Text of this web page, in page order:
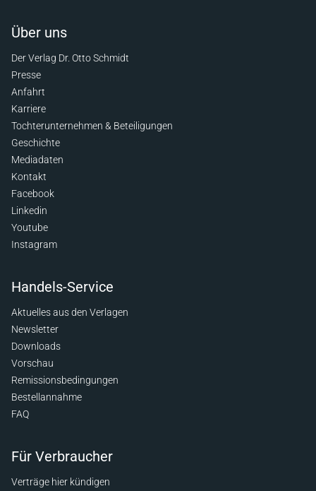
Über uns
Der Verlag Dr. Otto Schmidt
Presse
Anfahrt
Karriere
Tochterunternehmen & Beteiligungen
Geschichte
Mediadaten
Kontakt
Facebook
Linkedin
Youtube
Instagram
Handels-Service
Aktuelles aus den Verlagen
Newsletter
Downloads
Vorschau
Remissionsbedingungen
Bestellannahme
FAQ
Für Verbraucher
Verträge hier kündigen